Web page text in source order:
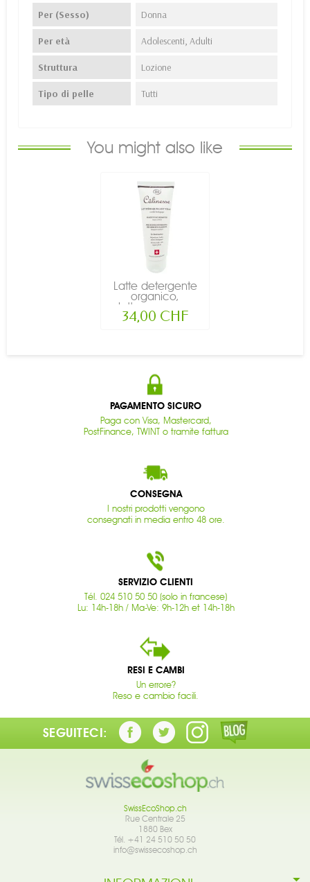
Per (Sesso) Donna
Per età Adolescenti, Adulti
Struttura Lozione
Tipo di pelle Tutti
You might also like
Latte detergente
organico,
lattescenza -...
34,00 CHF
PAGAMENTO SICURO
Paga con Visa, Mastercard,
PostFinance, TWINT o tramite fattura
CONSEGNA
I nostri prodotti vengono
consegnati in media entro 48 ore.
SERVIZIO CLIENTI
Tél. 024 510 50 50 (solo in francese)
Lu: 14h-18h / Ma-Ve: 9h-12h et 14h-18h
RESI E CAMBI
Un errore?
Reso e cambio facili.
SEGUITECI:
SwissEcoShop.ch
Rue Centrale 25
1880 Bex
Tél. +41 24 510 50 50
info@swissecoshop.ch